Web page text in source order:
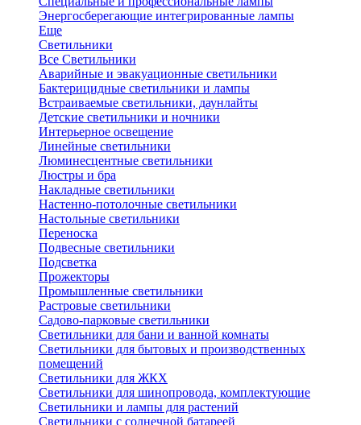
Энергосберегающие интегрированные лампы
Еще
Светильники
Все Светильники
Аварийные и эвакуационные светильники
Бактерицидные светильники и лампы
Встраиваемые светильники, даунлайты
Детские светильники и ночники
Интерьерное освещение
Линейные светильники
Люминесцентные светильники
Люстры и бра
Накладные светильники
Настенно-потолочные светильники
Настольные светильники
Переноска
Подвесные светильники
Подсветка
Прожекторы
Промышленные светильники
Растровые светильники
Садово-парковые светильники
Светильники для бани и ванной комнаты
Светильники для бытовых и производственных
помещений
Светильники для ЖКХ
Светильники для шинопровода, комплектующие
Светильники и лампы для растений
Светильники с солнечной батареей